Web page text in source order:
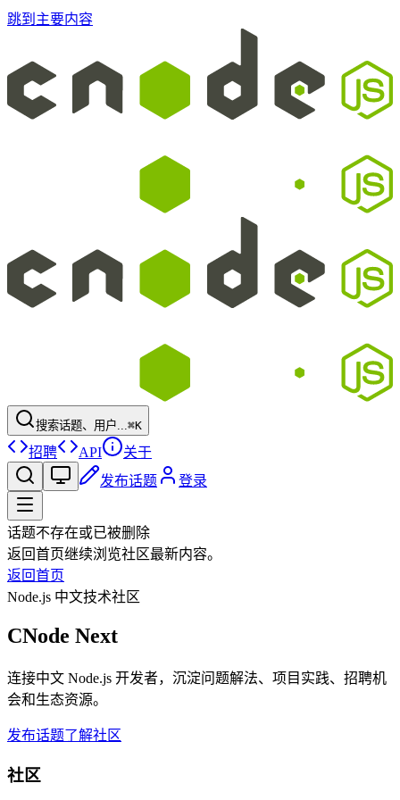
跳到主要内容
搜索话题、用户...⌘K
招聘 API
关于
发布话题
登录
话题不存在或已被删除
返回首页继续浏览社区最新内容。
返回首页
Node.js 中文技术社区
CNode Next
连接中文 Node.js 开发者，沉淀问题解法、项目实践、招聘机
会和生态资源。
发布话题了解社区
社区